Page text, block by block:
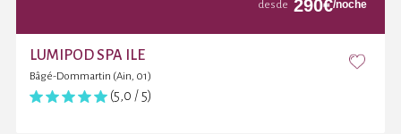
desde 290€/noche
LUMIPOD SPA ILE
Bâgé-Dommartin (Ain, 01)
(5,0 / 5)